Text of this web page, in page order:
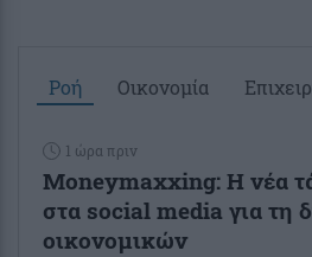
Ροή Οικονομία
1 ώρα πριν
Moneymaxxing: Η νέα
στα social media για τη
οικονομικών